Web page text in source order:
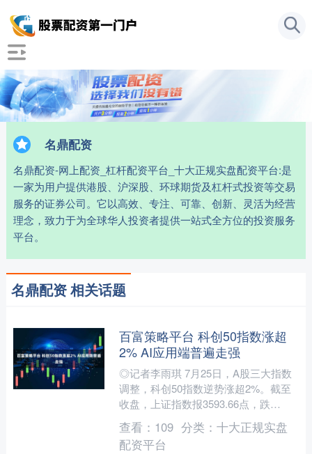
名鼎配资
名鼎配资-网上配资_杠杆配资平台_十大正规实盘配资平台:是
一家为用户提供港股、沪深股、环球期货及杠杆式投资等交易
服务的证券公司。它以高效、专注、可靠、创新、灵活为经营
理念，致力于为全球华人投资者提供一站式全方位的投资服务
平台。
名鼎配资 相关话题
百富策略平台 科创50指数涨超
2% AI应用端普遍走强
◎记者李雨琪 7月25日，A股三大指数
调整，科创50指数逆势涨超2%。截至
收盘，上证指数报3593.66点，跌
0.33%；深证成指报11168.14点，跌
0.2....
查看： 109 分类： 十大正规实盘
配资平台